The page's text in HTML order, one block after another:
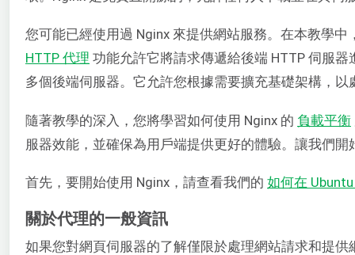
您可能已經使用過 Nginx 來提供網站服務。在本教學中
HTTP 代理 功能允許它將請求傳遞給後端 HTTP 伺服
多個後端伺服器。它允許您根據需要擴充基礎架構，以
隨著教學的深入，您將學習如何使用 Nginx 的 負載平衡
服器效能，並確保為用戶端提供更好的體驗。讓我們開
首先，要開始使用 Nginx，請查看我們的 如何在
關於代理的一般資訊
如果您對網頁伺服器的了解僅限於處理網站請求和提